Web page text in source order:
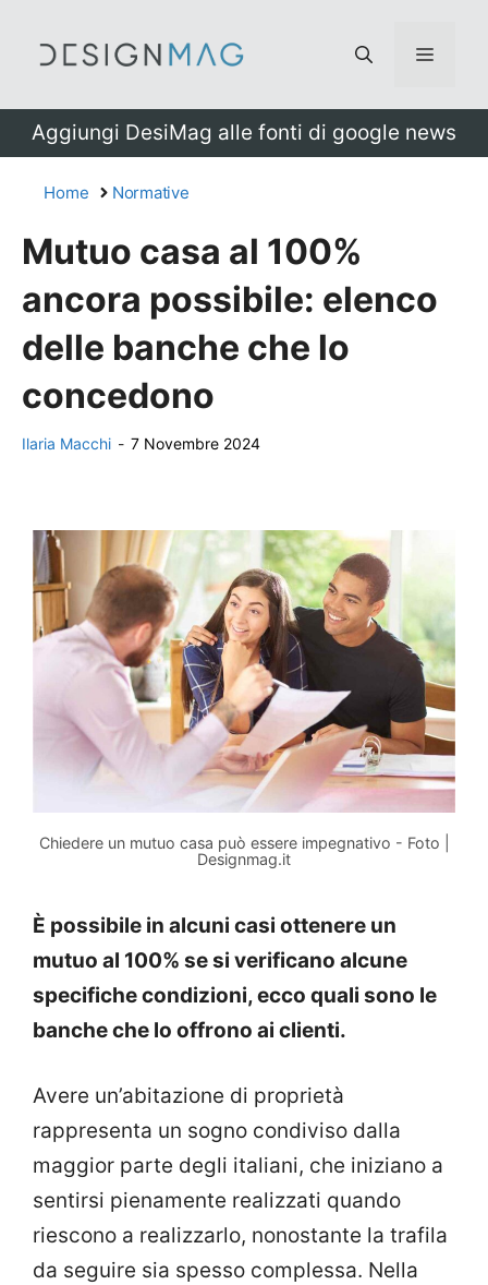
Menu
Aggiungi DesiMag alle fonti di google news
Home Normative
Mutuo casa al 100%
ancora possibile: elenco
delle banche che lo
concedono
Ilaria Macchi - 7 Novembre 2024
Chiedere un mutuo casa può essere impegnativo - Foto |
Designmag.it
È possibile in alcuni casi ottenere un
mutuo al 100% se si verificano alcune
specifiche condizioni, ecco quali sono le
banche che lo offrono ai clienti.
Avere un’abitazione di proprietà
rappresenta un sogno condiviso dalla
maggior parte degli italiani, che iniziano a
sentirsi pienamente realizzati quando
riescono a realizzarlo, nonostante la trafila
da seguire sia spesso complessa. Nella